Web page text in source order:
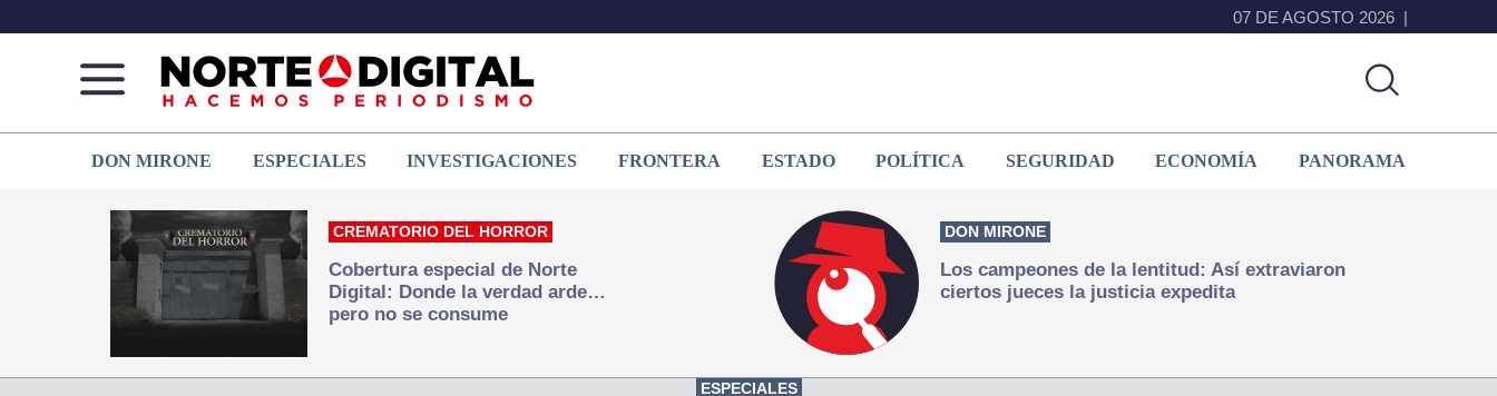
07 DE AGOSTO 2026
de
Juárez
que
hacemos periodismo
DON MIRONE ESPECIALES INVESTIGACIONES FRONTERA ESTADO POLÍTICA SEGURIDAD ECONOMÍA PANORAMA
CREMATORIO DEL HORROR
Cobertura especial de Norte
Digital: Donde la verdad arde…
pero no se consume
DON MIRONE
Los campeones de la lentitud: Así extraviaron
ciertos jueces la justicia expedita
ESPECIALES